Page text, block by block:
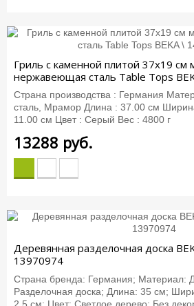
Гриль с каменной плитой 37х19 см
нержавеющая сталь Table Tops
Страна производства : Германия
сталь, Мрамор Длина : 37.00 см
11.00 см Цвет : Серый Вес : 4800 г
13288 руб.
Деревянная разделочная доска
13970974
Страна бренда: Германия; Материал:
Разделочная доска; Длина: 35 см;
2.5 см; Цвет: Светлое дерево; Без